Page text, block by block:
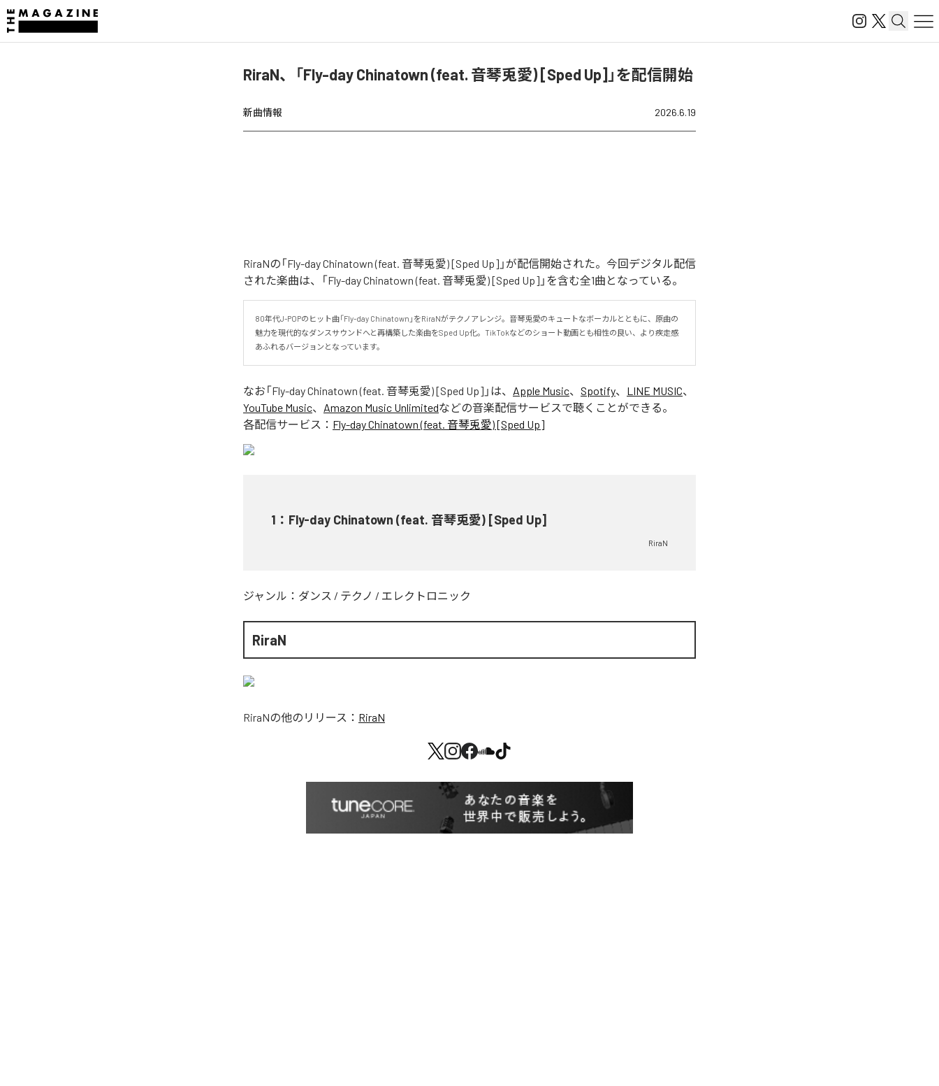
RiraN、「Fly-day Chinatown (feat. 音琴兎愛) [Sped Up]」を配信開始
新曲情報 2026.6.19
RiraNの「Fly-day Chinatown (feat. 音琴兎愛) [Sped Up]」が配信開始された。今回デジタル配信
された楽曲は、「Fly-day Chinatown (feat. 音琴兎愛) [Sped Up]」を含む全1曲となっている。
80年代J-POPのヒット曲「Fly-day Chinatown」をRiraNがテクノアレンジ。音琴兎愛のキュートなボーカルとともに、原曲の
魅力を現代的なダンスサウンドへと再構築した楽曲をSped Up化。TikTokなどのショート動画とも相性の良い、より疾走感
あふれるバージョンとなっています。
なお「Fly-day Chinatown (feat. 音琴兎愛) [Sped Up] 」は、 Apple Music、 Spotify、 LINE MUSIC、
YouTube Music、 Amazon Music Unlimitedなどの音楽配信サービスで聴くことができる。
各配信サービス： Fly-day Chinatown (feat. 音琴兎愛) [Sped Up]
1 ： Fly-day Chinatown (feat. 音琴兎愛) [Sped Up]
RiraN
ジャンル： ダンス / テクノ / エレクトロニック
RiraN
RiraNの他のリリース： RiraN